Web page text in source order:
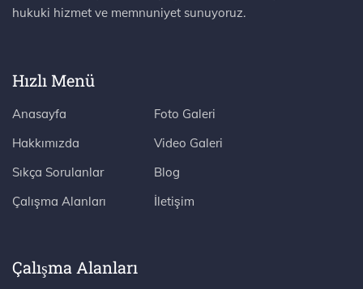
hukuki hizmet ve memnuniyet sunuyoruz.
Hızlı Menü
Anasayfa
Hakkımızda
Sıkça Sorulanlar
Çalışma Alanları
Foto Galeri
Video Galeri
Blog
İletişim
Çalışma Alanları